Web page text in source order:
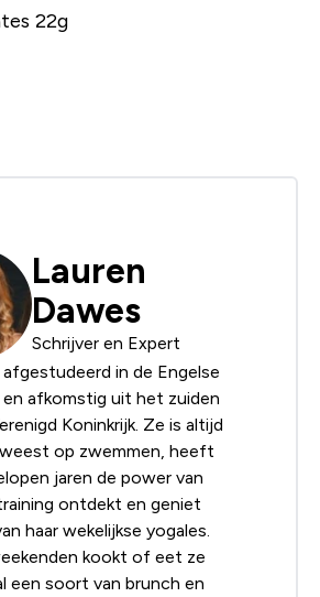
22g
Lauren
Dawes
Schrijver en Expert
afgestudeerd in de Engelse
afkomstig uit het zuiden
Koninkrijk. Ze is altijd
op zwemmen, heeft
jaren de power van
ontdekt en geniet
haar wekelijkse yogales.
kookt of eet ze
een soort van brunch en